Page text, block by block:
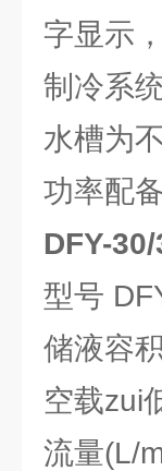
字显示
制冷系
水槽为
功率配
DFY-
型号
储液容
空载zui
流量(L/